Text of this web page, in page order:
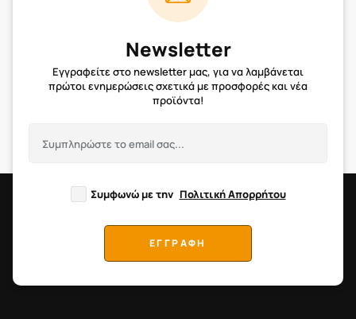
Newsletter
Εγγραφείτε στο newsletter μας, για να λαμβάνεται
πρώτοι ενημερώσεις σχετικά με προσφορές και νέα
προϊόντα!
Συμφωνώ με την Πολιτική Απορρήτου
ΕΓΓΡΑΦΗ